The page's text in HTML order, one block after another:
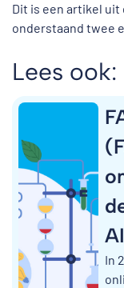
Dit is een artikel uit
onderstaand twee
Lees ook:
In